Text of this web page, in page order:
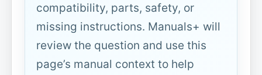
compatibility, parts, safety, or
missing instructions. Manuals+ will
review the question and use this
page’s manual context to help